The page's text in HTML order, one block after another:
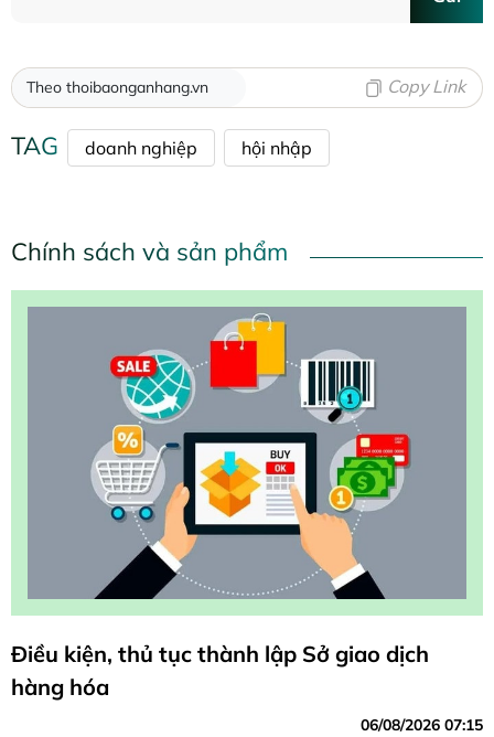
Theo thoibaonganhang.vn Copy Link
TAG doanh nghiệp hội nhập
Chính sách và sản phẩm
Điều kiện, thủ tục thành lập Sở giao dịch
hàng hóa
06/08/2026 07:15